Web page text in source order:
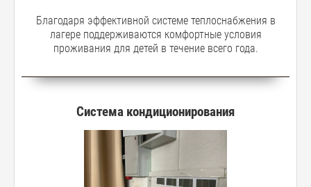
Благодаря эффективной системе теплоснабжения в
лагере поддерживаются комфортные условия
проживания для детей в течение всего года.
Система кондиционирования